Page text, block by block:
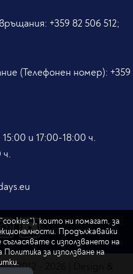
които ни помагат, за
Продължавайки
с използването на
Политика за използване на
+359 82 506 512;
(Телефонен номер): +359
и 17:00-18:00 ч.
ч.
2012 - 2026 | Design &